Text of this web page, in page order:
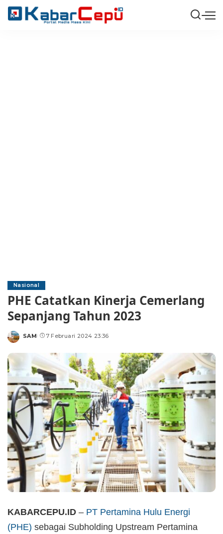
Nasional
PHE Catatkan Kinerja Cemerlang
Sepanjang Tahun 2023
Posted
SAM 7 Februari 2024 23:36
KABARCEPU.ID – PT Pertamina Hulu Energi
(PHE) sebagai Subholding Upstream Pertamina